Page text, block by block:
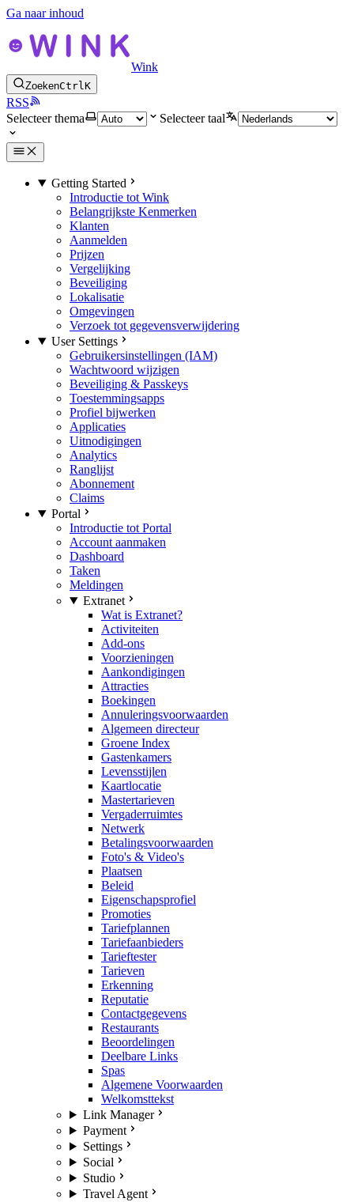
Ga naar inhoud
Wink
ZoekenCtrlK
RSS
Selecteer thema
Selecteer taal
Getting Started
Introductie tot Wink
Belangrijkste Kenmerken
Klanten
Aanmelden
Prijzen
Vergelijking
Beveiliging
Lokalisatie
Omgevingen
Verzoek tot gegevensverwijdering
User Settings
Gebruikersinstellingen (IAM)
Wachtwoord wijzigen
Beveiliging & Passkeys
Toestemmingsapps
Profiel bijwerken
Applicaties
Uitnodigingen
Analytics
Ranglijst
Abonnement
Claims
Portal
Introductie tot Portal
Account aanmaken
Dashboard
Taken
Meldingen
Extranet
Wat is Extranet?
Activiteiten
Add-ons
Voorzieningen
Aankondigingen
Attracties
Boekingen
Annuleringsvoorwaarden
Algemeen directeur
Groene Index
Gastenkamers
Levensstijlen
Kaartlocatie
Mastertarieven
Vergaderruimtes
Netwerk
Betalingsvoorwaarden
Foto's & Video's
Plaatsen
Beleid
Eigenschapsprofiel
Promoties
Tariefplannen
Tariefaanbieders
Tarieftester
Tarieven
Erkenning
Reputatie
Contactgegevens
Restaurants
Beoordelingen
Deelbare Links
Spas
Algemene Voorwaarden
Welkomsttekst
Link Manager
Payment
Settings
Social
Studio
Travel Agent